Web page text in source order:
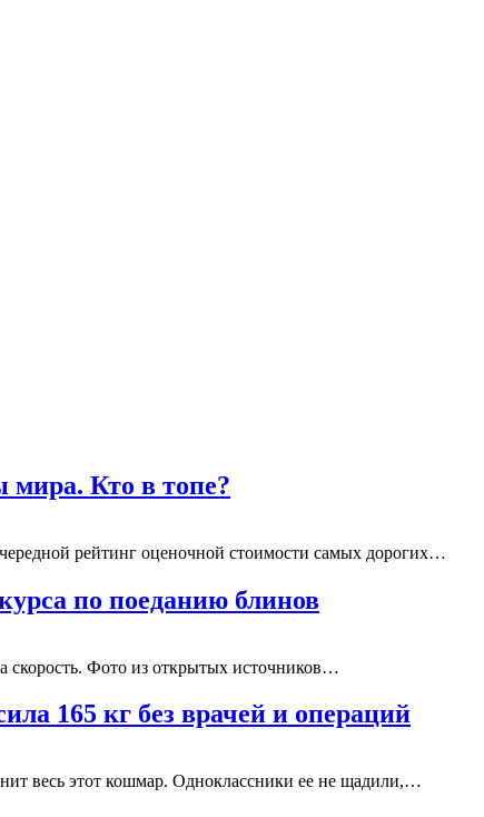
мира. Кто в топе?
рейтинг оценочной стоимости самых дорогих…
по поеданию блинов
скорость. Фото из открытых источников…
165 кг без врачей и операций
весь этот кошмар. Одноклассники ее не щадили,…